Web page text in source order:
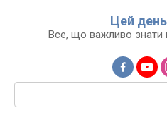
Цей день
Все, що важливо знати
Пошук: